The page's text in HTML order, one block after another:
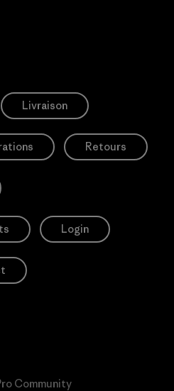
Livraison
Retours
Login
Community